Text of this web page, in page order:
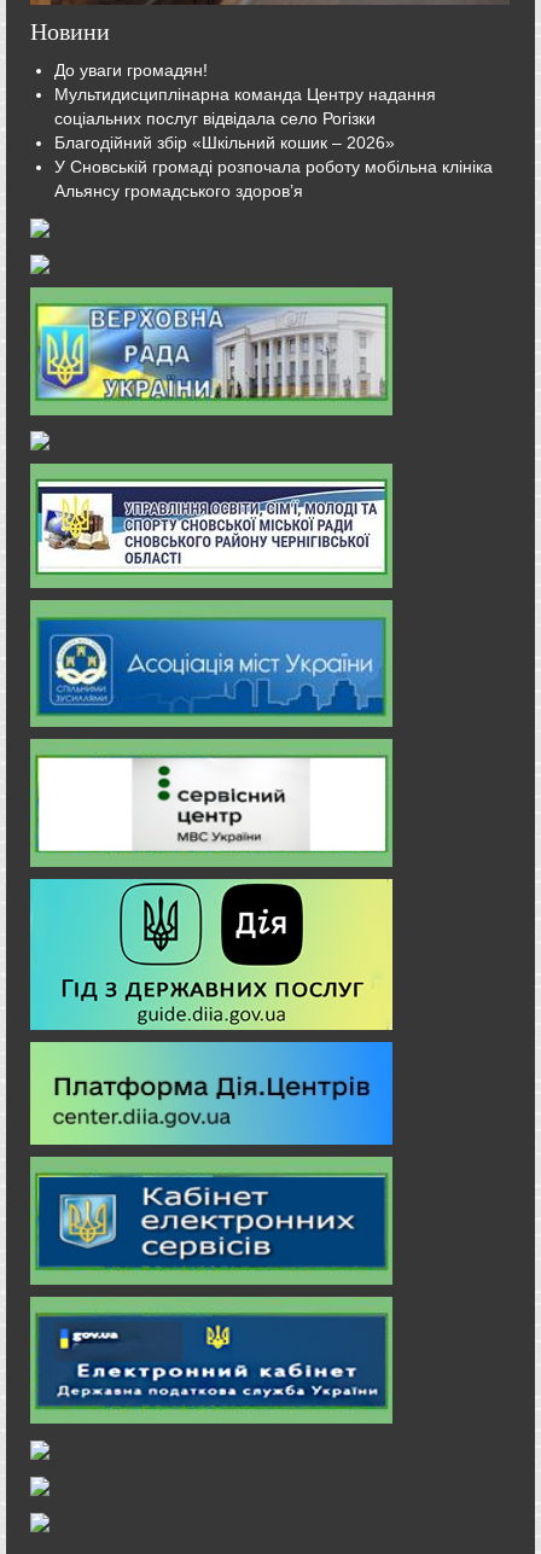
Новини
До уваги громадян!
Мультидисциплінарна команда Центру надання
соціальних послуг відвідала село Рогізки
Благодійний збір «Шкільний кошик – 2026»
У Сновській громаді розпочала роботу мобільна клініка
Альянсу громадського здоров’я